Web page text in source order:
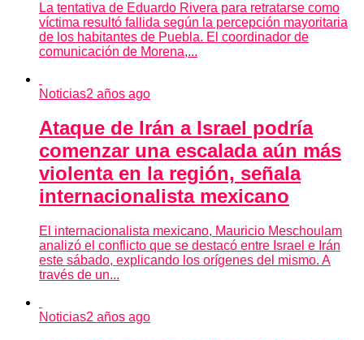
La tentativa de Eduardo Rivera para retratarse como
víctima resultó fallida según la percepción mayoritaria
de los habitantes de Puebla. El coordinador de
comunicación de Morena,...
Noticias2 años ago
Ataque de Irán a Israel podría
comenzar una escalada aún más
violenta en la región, señala
internacionalista mexicano
El internacionalista mexicano, Mauricio Meschoulam
analizó el conflicto que se destacó entre Israel e Irán
este sábado, explicando los orígenes del mismo. A
través de un...
Noticias2 años ago